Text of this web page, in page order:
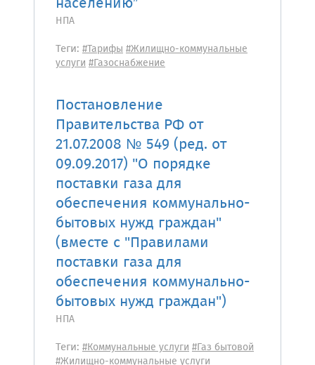
НПА
Теги: #Тарифы#Жилищно-коммунальные
услуги#Газоснабжение
Постановление
Правительства РФ от
21.07.2008 № 549 (ред. от
09.09.2017) "О порядке
поставки газа для
обеспечения коммунально-
бытовых нужд граждан"
(вместе с "Правилами
поставки газа для
обеспечения коммунально-
бытовых нужд граждан")
НПА
Теги: #Коммунальные услуги#Газ бытовой
#Жилищно-коммунальные услуги